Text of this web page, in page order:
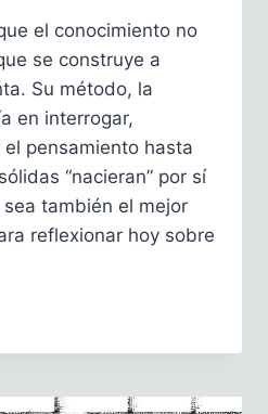
el conocimiento no
se construye a
Su método, la
en interrogar,
pensamiento hasta
“nacieran” por sí
también el mejor
reflexionar hoy sobre